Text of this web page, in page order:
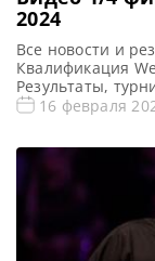
2024
Все новости и
Квалификация
Результаты,
Расписание
посмотреть
снукеру Welsh
16 февраля